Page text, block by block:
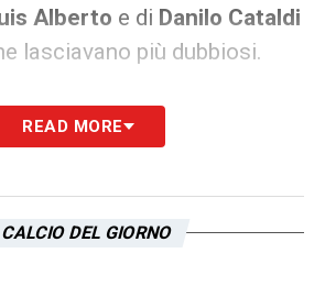
Alberto e di Danilo Cataldi
lasciavano più dubbiosi.
quanto riportato
Sport, la situazione
nessuna lesione.
READ MORE
DEL GIORNO